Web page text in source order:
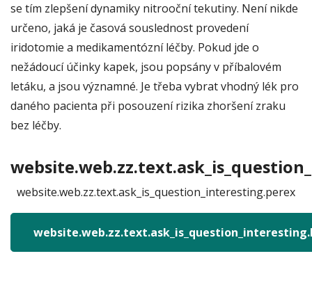
se tím zlepšení dynamiky nitrooční tekutiny. Není nikde
určeno, jaká je časová souslednost provedení
iridotomie a medikamentózní léčby. Pokud jde o
nežádoucí účinky kapek, jsou popsány v příbalovém
letáku, a jsou významné. Je třeba vybrat vhodný lék pro
daného pacienta při posouzení rizika zhoršení zraku
bez léčby.
website.web.zz.text.ask_is_question_interesting.perex